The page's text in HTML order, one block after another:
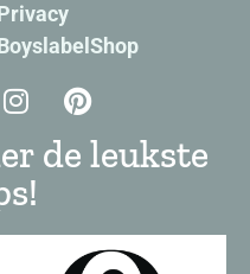
de leukste